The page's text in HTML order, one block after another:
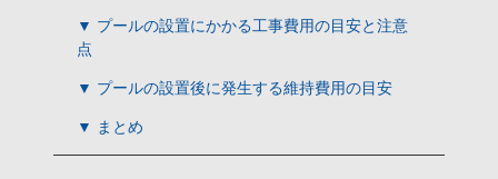
▼ プールの設置にかかる工事費用の目安と注意
点
▼ プールの設置後に発生する維持費用の目安
▼ まとめ